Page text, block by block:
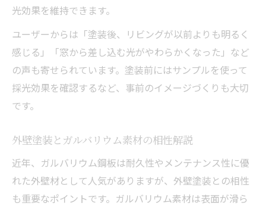
光効果を維持できます。
ユーザーからは「塗装後、リビングが以前よりも明るく
感じる」「窓から差し込む光がやわらかくなった」など
の声も寄せられています。塗装前にはサンプルを使って
採光効果を確認するなど、事前のイメージづくりも大切
です。
外壁塗装とガルバリウム素材の相性解説
近年、ガルバリウム鋼板は耐久性やメンテナンス性に優
れた外壁材として人気がありますが、外壁塗装との相性
も重要なポイントです。ガルバリウム素材は表面が滑ら